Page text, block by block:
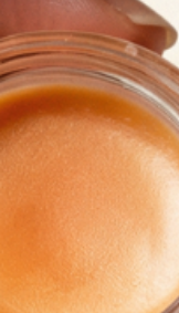
naturels
Nous
interface entre
vous évoluez.
celle-ci à besoin
Notre concept
efficacement
Beaucoup de